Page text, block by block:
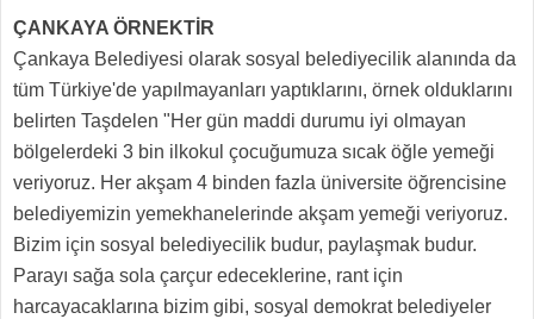
ÇANKAYA ÖRNEKTİR
Çankaya Belediyesi olarak sosyal belediyecilik alanında da
tüm Türkiye'de yapılmayanları yaptıklarını, örnek olduklarını
belirten Taşdelen "Her gün maddi durumu iyi olmayan
bölgelerdeki 3 bin ilkokul çocuğumuza sıcak öğle yemeği
veriyoruz. Her akşam 4 binden fazla üniversite öğrencisine
belediyemizin yemekhanelerinde akşam yemeği veriyoruz.
Bizim için sosyal belediyecilik budur, paylaşmak budur.
Parayı sağa sola çarçur edeceklerine, rant için
harcayacaklarına bizim gibi, sosyal demokrat belediyeler